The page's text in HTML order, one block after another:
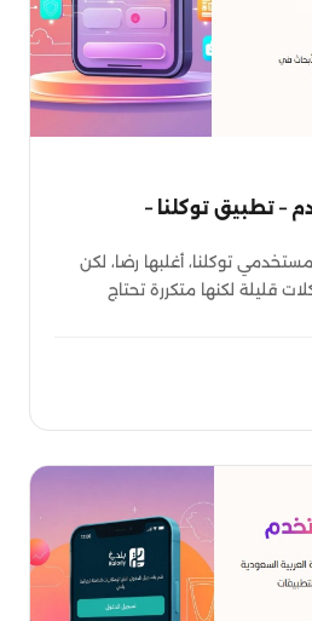
– تطبيق توكلنا –
مستخدمي توكلنا، أغلبها رضا، لكن
قليلة لكنها متكررة تحتاج